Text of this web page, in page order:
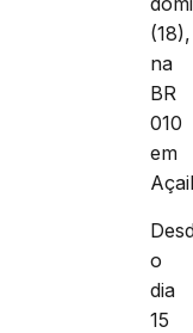
(18),
na
BR
010
em
o
dia
15